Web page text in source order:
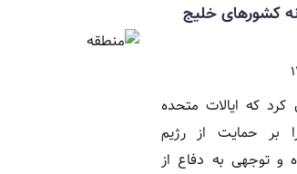
کشورهای خلیج
که ایالات متحده
بر حمایت از رژیم
و توجهی به دفاع از